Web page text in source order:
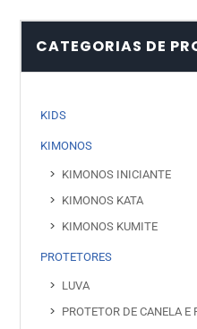
CATEGORIAS DE
KIDS
KIMONOS
KIMONOS INICIANTE
KIMONOS KATA
KIMONOS KUMITE
PROTETORES
LUVA
PROTETOR DE CANELA E